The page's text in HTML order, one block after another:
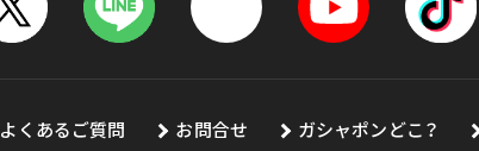
よくあるご質問 お問合せ ガシャポンどこ？